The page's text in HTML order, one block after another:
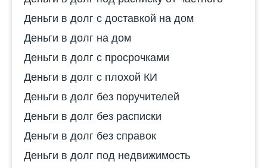
Деньги в долг с доставкой на дом
Деньги в долг на дом
Деньги в долг с просрочками
Деньги в долг с плохой КИ
Деньги в долг без поручителей
Деньги в долг без расписки
Деньги в долг без справок
Деньги в долг под недвижимость